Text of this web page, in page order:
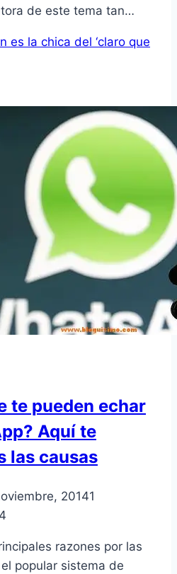
de este tema tan…
es la chica del ‘claro que
te pueden echar
Aquí te
las causas
20141
razones por las
popular sistema de